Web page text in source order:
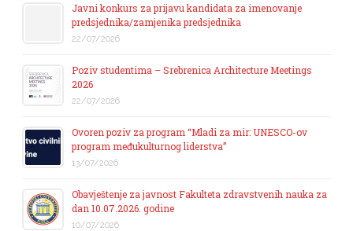
Javni konkurs za prijavu kandidata za imenovanje
predsjednika/zamjenika predsjednika
22/07/2026
Poziv studentima – Srebrenica Architecture Meetings
2026
22/07/2026
Ovoren poziv za program “Mladi za mir: UNESCO-ov
program međukulturnog liderstva”
13/07/2026
Obavještenje za javnost Fakulteta zdravstvenih nauka za
dan 10.07.2026. godine
10/07/2026